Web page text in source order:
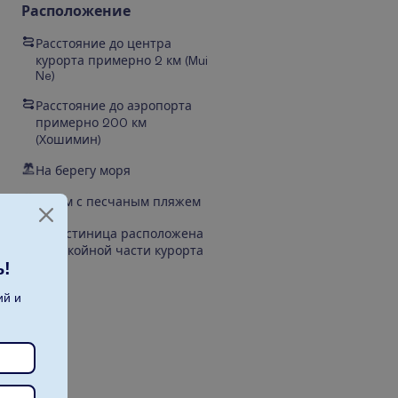
Расположение
Расстояние до центра
курорта примерно 2 км (Mui
Ne)
Расстояние до аэропорта
примерно 200 км
(Хошимин)
На берегу моря
Рядом с песчаным пляжем
Гостиница расположена
в спокойной части курорта
и